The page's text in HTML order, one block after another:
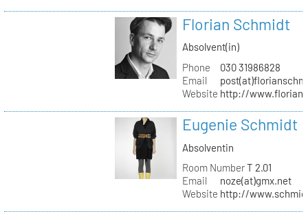
Florian Schmidt
Absolvent(in)
Phone
030 31986828
Email
Website http://
Eugenie Schmidt
Absolventin
Room NumberT 2.01
Email
noze(at)gmx.net
Website http://